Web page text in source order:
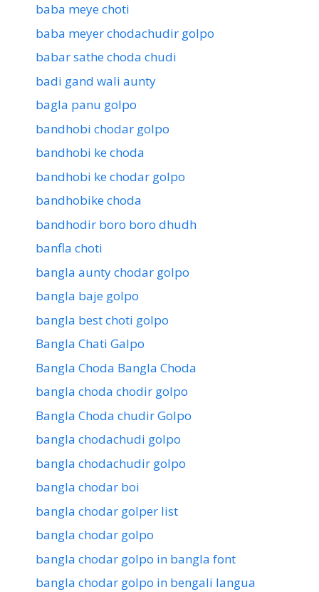
baba meye choti
baba meyer chodachudir golpo
babar sathe choda chudi
badi gand wali aunty
bagla panu golpo
bandhobi chodar golpo
bandhobi ke choda
bandhobi ke chodar golpo
bandhobike choda
bandhodir boro boro dhudh
banfla choti
bangla aunty chodar golpo
bangla baje golpo
bangla best choti golpo
Bangla Chati Galpo
Bangla Choda Bangla Choda
bangla choda chodir golpo
Bangla Choda chudir Golpo
bangla chodachudi golpo
bangla chodachudir golpo
bangla chodar boi
bangla chodar golper list
bangla chodar golpo
bangla chodar golpo in bangla font
bangla chodar golpo in bengali langua